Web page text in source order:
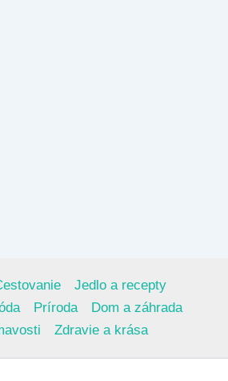
Jedlo a recepty
Príroda
Dom a záhrada
Zdravie a krása